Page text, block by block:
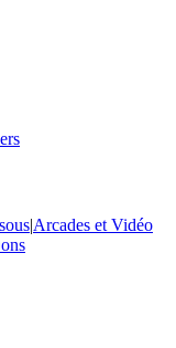
|Arcades et Vidéo